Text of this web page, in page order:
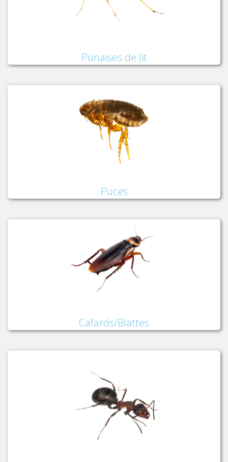
Punaises de lit
Puces
Cafards/Blattes